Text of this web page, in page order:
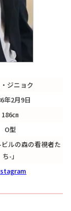
ジニョク
年2月9日
186㎝
O型
ビルの森の看視者た
ち-」